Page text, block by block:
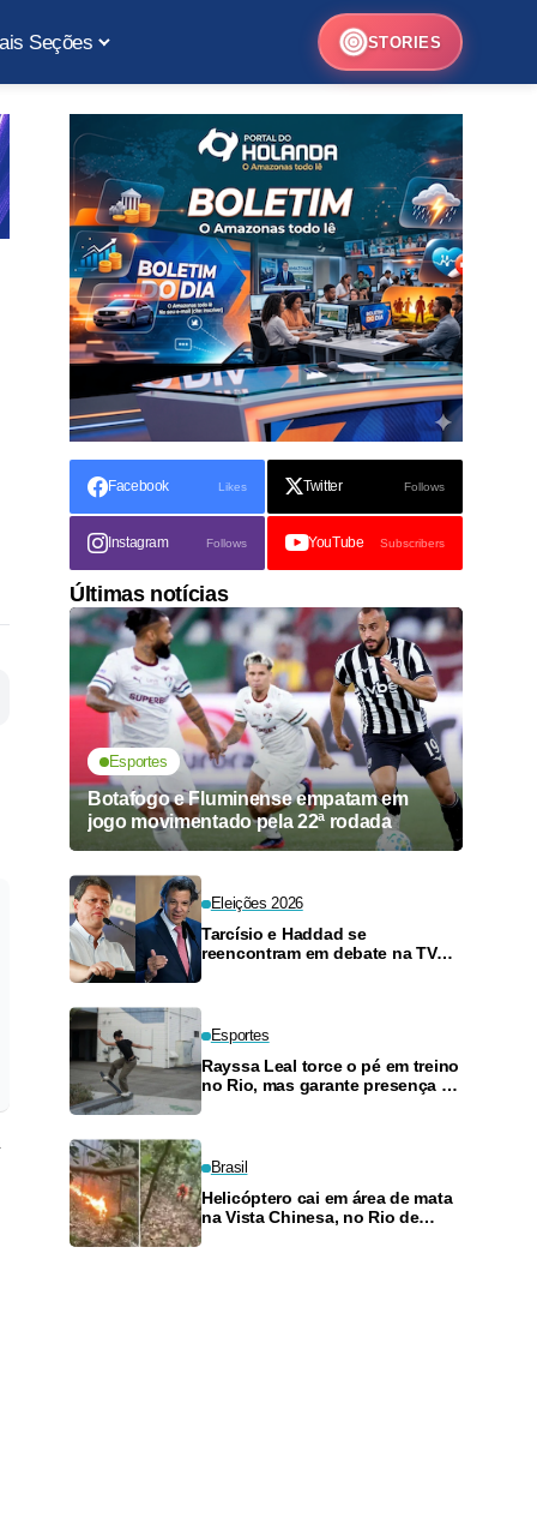
Seções STORIES
Facebook Likes Twitter Follows
Instagram Follows YouTube Subscribers
Últimas notícias
Esportes
Botafogo e Fluminense empatam em
jogo movimentado pela 22ª rodada
Eleições 2026
Tarcísio e Haddad se
reencontram em debate na TV
Esportes
Rayssa Leal torce o pé em treino
no Rio, mas garante presença no
Brasil
Helicóptero cai em área de mata
na Vista Chinesa, no Rio de